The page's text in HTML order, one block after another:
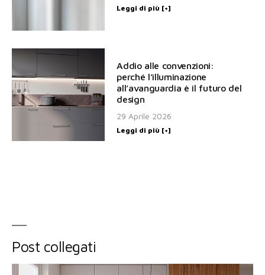
Leggi di più [+]
Addio alle convenzioni:
perché l’illuminazione
all’avanguardia è il futuro del
design
29 Aprile 2026
Leggi di più [+]
Post collegati